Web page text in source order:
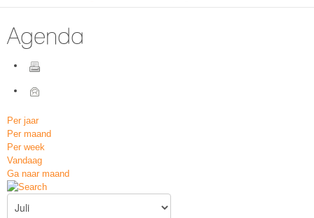
Agenda
Per jaar
Per maand
Per week
Vandaag
Ga naar maand